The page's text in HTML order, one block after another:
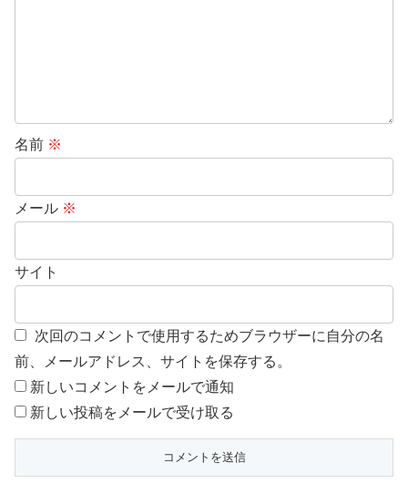
名前 ※
メール ※
サイト
次回のコメントで使用するためブラウザーに自分の名
前、メールアドレス、サイトを保存する。
新しいコメントをメールで通知
新しい投稿をメールで受け取る